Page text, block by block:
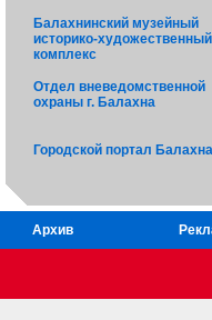
Балахнинский музейный
историко-художественный
комплекс
Отдел вневедомственной
охраны г. Балахна
Городской портал
Архив